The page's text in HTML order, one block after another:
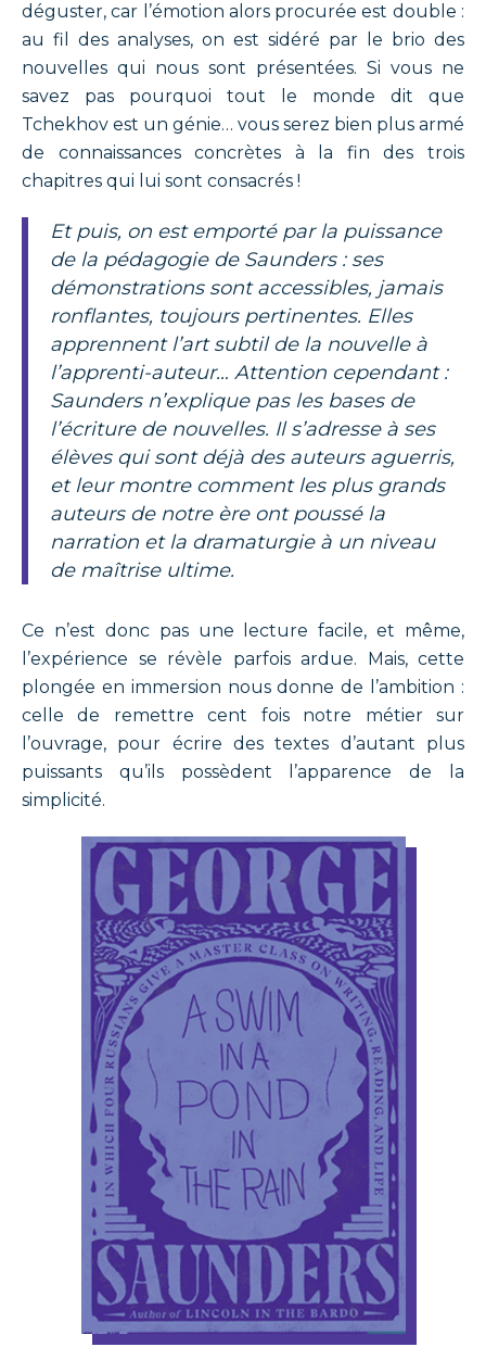
déguster, car l’émotion alors procurée est double :
au fil des analyses, on est sidéré par le brio des
nouvelles qui nous sont présentées. Si vous ne
savez pas pourquoi tout le monde dit que
Tchekhov est un génie… vous serez bien plus armé
de connaissances concrètes à la fin des trois
chapitres qui lui sont consacrés !
Et puis, on est emporté par la puissance
de la pédagogie de Saunders : ses
démonstrations sont accessibles, jamais
ronflantes, toujours pertinentes. Elles
apprennent l’art subtil de la nouvelle à
l’apprenti-auteur… Attention cependant :
Saunders n’explique pas les bases de
l’écriture de nouvelles. Il s’adresse à ses
élèves qui sont déjà des auteurs aguerris,
et leur montre comment les plus grands
auteurs de notre ère ont poussé la
narration et la dramaturgie à un niveau
de maîtrise ultime.
Ce n’est donc pas une lecture facile, et même,
l’expérience se révèle parfois ardue. Mais, cette
plongée en immersion nous donne de l’ambition :
celle de remettre cent fois notre métier sur
l’ouvrage, pour écrire des textes d’autant plus
puissants qu’ils possèdent l’apparence de la
simplicité.